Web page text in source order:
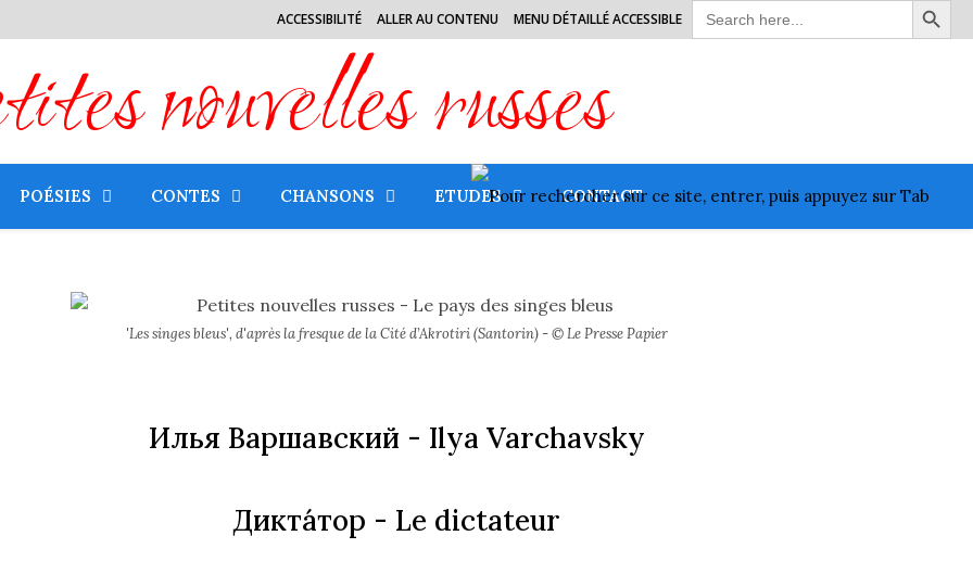
ACCESSIBILITÉ ALLER AU CONTENU MENU DÉTAILLÉ ACCESSIBLE
Search
for:
nouvelles russes
POÉSIES CONTES CHANSONS ETUDES CONTACT
'Les singes bleus', d'après la fresque de la Cité d’Akrotiri (Santorin) - © Le Presse Papier
Илья Варшавский - Ilya Varchavsky
Дикта́тор - Le dictateur­